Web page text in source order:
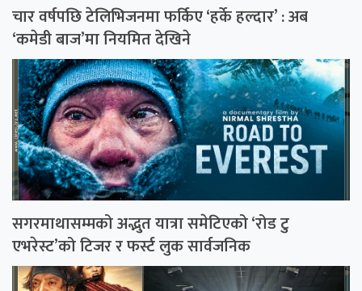
चार वर्षपछि टेलिभिजनमा फर्किए ‘हर्के हल्दार’ : अब
‘कमेडी बाज’मा नियमित देखिने
सगरमाथासम्मको अद्भुत यात्रा समेटिएको ‘रोड टु
एभरेस्ट’को टिजर र फर्स्ट लुक सार्वजनिक